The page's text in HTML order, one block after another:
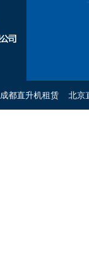
成都直升机租赁 北京